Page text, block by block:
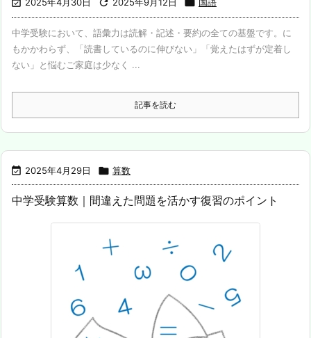
  
中学受験において、語彙力は読解・記述・要約の全ての基盤です。に
もかかわらず、「読書しているのに伸びない」「覚えたはずが定着し
ない」と悩むご家庭は少なく ...
記事を読む
 2025年4月29日  算数
中学受験算数｜間違えた問題を活かす復習のポイント